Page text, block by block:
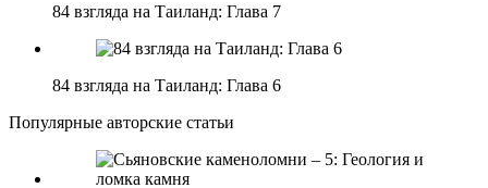
84 взгляда на Таиланд: Глава 7
84 взгляда на Таиланд: Глава 6
Популярные авторские статьи